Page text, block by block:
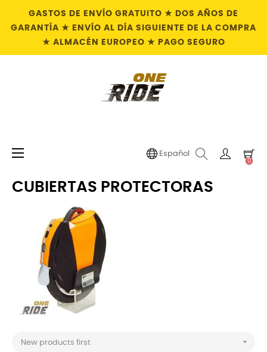
GASTOS DE ENVÍO GRATUITO ★ DOS AÑOS DE
GARANTÍA ★ ENVÍO AL DÍA SIGUIENTE DE LA COMPRA
★ ALMACÉN EUROPEO ★ PAGO SEGURO
Navegación
☰ Español
0
CUBIERTAS PROTECTORAS
New products first 